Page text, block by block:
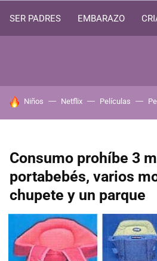
SER PADRES EMBARAZO
HOY SE HABLA DE
Niños Netflix Películas
Consumo prohíbe 3
portabebés, varios
chupete y un parque